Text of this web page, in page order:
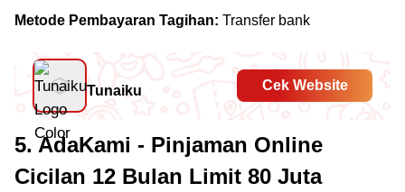
Metode Pembayaran Tagihan: Transfer bank
Tunaiku Cek Website
5. AdaKami - Pinjaman Online
Cicilan 12 Bulan Limit 80 Juta